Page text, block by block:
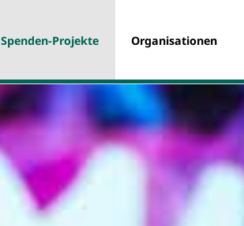
Spenden-Projekte Organisationen